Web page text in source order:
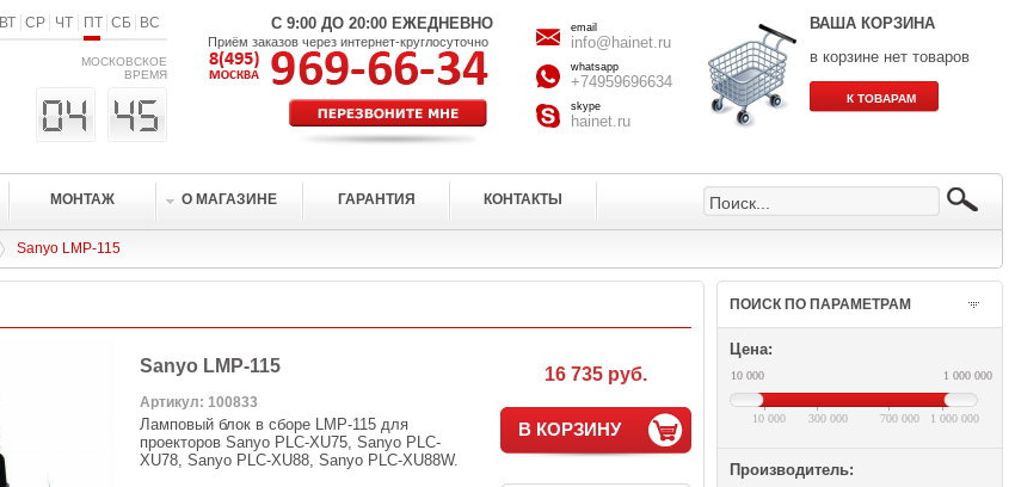
ВТ СР ЧТ ПТ СБ ВС
МОСКОВСКОЕ
ВРЕМЯ
С 9:00 ДО 20:00 ЕЖЕДНЕВНО
Приём заказов через интернет-круглосуточно
email
info@hainet.ru
whatsapp
+74959696634
skype
hainet.ru
ВАША КОРЗИНА
в корзине нет товаров
МОНТАЖ О МАГАЗИНЕ ГАРАНТИЯ КОНТАКТЫ
Sanyo LMP-115
Sanyo LMP-115
Артикул: 100833
Ламповый блок в сборе LMP-115 для
проекторов Sanyo PLC-XU75, Sanyo PLC-
XU78, Sanyo PLC-XU88, Sanyo PLC-XU88W.
16 735 руб.
В КОРЗИНУ
ПОИСК ПО ПАРАМЕТРАМ
Цена:
10 000 1 000 000
10 000 1 000 000
300 000 700 000
Производитель: